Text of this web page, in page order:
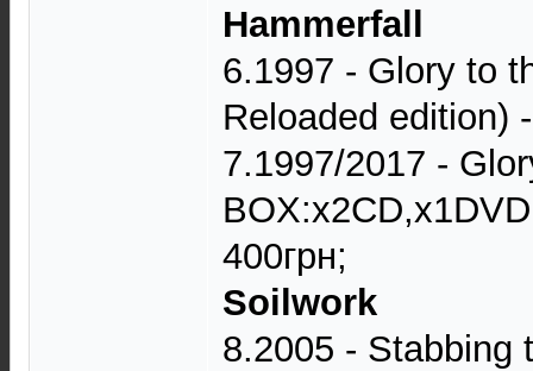
Hammerfall
6.1997 - Glory to
Reloaded edition)
7.1997/2017 -
400грн;
Soilwork
8.2005 - Stabbing